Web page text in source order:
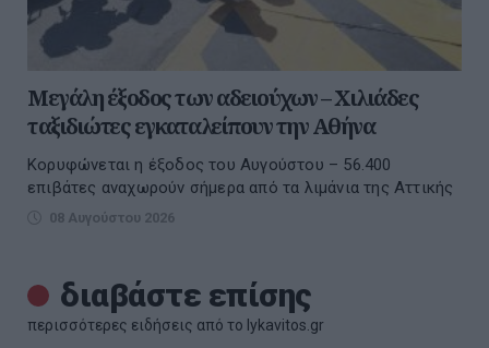
Μεγάλη έξοδος των αδειούχων – Χιλιάδες
ταξιδιώτες εγκαταλείπουν την Αθήνα
Κορυφώνεται η έξοδος του Αυγούστου – 56.400
επιβάτες αναχωρούν σήμερα από τα λιμάνια της Αττικής
08 Αυγούστου 2026
διαβάστε επίσης
περισσότερες ειδήσεις από το lykavitos.gr